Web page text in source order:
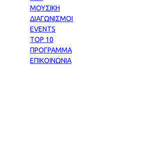
ΜΟΥΣΙΚΗ
ΔΙΑΓΩΝΙΣΜΟΙ
EVENTS
TOP 10
ΠΡΟΓΡΑΜΜΑ
ΕΠΙΚΟΙΝΩΝΙΑ